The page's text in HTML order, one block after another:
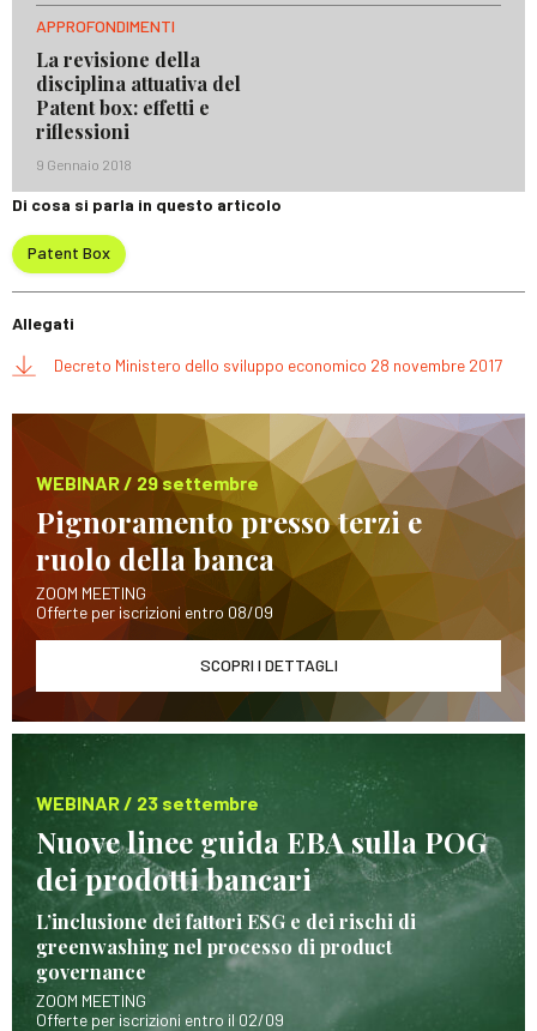
APPROFONDIMENTI
La revisione della
disciplina attuativa del
Patent box: effetti e
riflessioni
9 Gennaio 2018
Di cosa si parla in questo articolo
Patent Box
Allegati
Decreto Ministero dello sviluppo economico 28 novembre 2017
WEBINAR / 29 settembre
Pignoramento presso terzi e
ruolo della banca
ZOOM MEETING
Offerte per iscrizioni entro 08/09
SCOPRI I DETTAGLI
WEBINAR / 23 settembre
Nuove linee guida EBA sulla POG
dei prodotti bancari
L’inclusione dei fattori ESG e dei rischi di
greenwashing nel processo di product
governance
ZOOM MEETING
Offerte per iscrizioni entro il 02/09